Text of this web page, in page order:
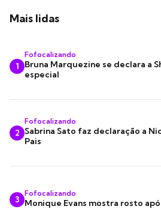
Mais lidas
1
Fofocalizando
Bruna Marquezine se declara a
especial
2
Fofocalizando
Sabrina Sato faz declaração a
Pais
3
Fofocalizando
Monique Evans mostra rosto